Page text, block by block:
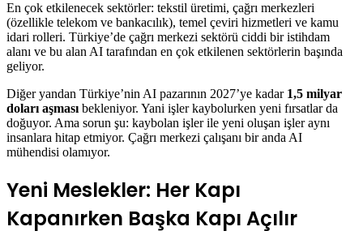
En çok etkilenecek sektörler: tekstil üretimi, çağrı merkezleri
(özellikle telekom ve bankacılık), temel çeviri hizmetleri ve kamu
idari rolleri. Türkiye’de çağrı merkezi sektörü ciddi bir istihdam
alanı ve bu alan AI tarafından en çok etkilenen sektörlerin başında
geliyor.
Diğer yandan Türkiye’nin AI pazarının 2027’ye kadar 1,5 milyar
doları aşmasıbekleniyor. Yani işler kaybolurken yeni fırsatlar da
doğuyor. Ama sorun şu: kaybolan işler ile yeni oluşan işler aynı
insanlara hitap etmiyor. Çağrı merkezi çalışanı bir anda AI
mühendisi olamıyor.
Yeni Meslekler: Her Kapı
Kapanırken Başka Kapı Açılır